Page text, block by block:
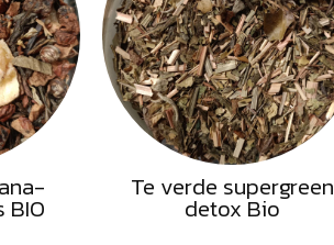
Te verde supergreen
detox Bio